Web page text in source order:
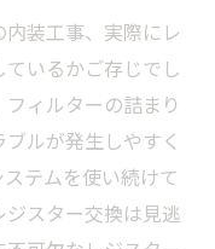
装工事、実際にレ
いるかご存じでし
ィルターの詰まり
ルが発生しやすく
テムを使い続けて
スター交換は見逃